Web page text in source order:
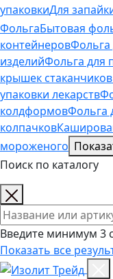
упаковкиДля
ФольгаБытовая
контейнеровФольга
изделийФольга для
крышек
упаковки лекарств
колдформовФольга
колпачков
мороженого
Поиск по каталогу
Поиск товаров
Введите минимум 3
Показать все